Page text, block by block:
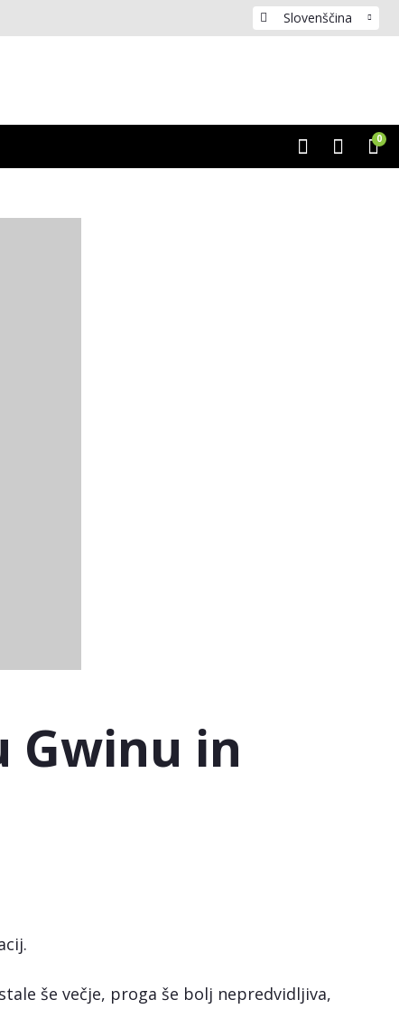
Slovenščina
0
Gwinu in
še večje, proga še bolj nepredvidljiva,